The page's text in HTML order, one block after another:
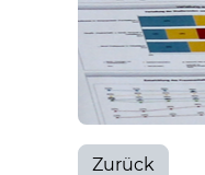
Zurück